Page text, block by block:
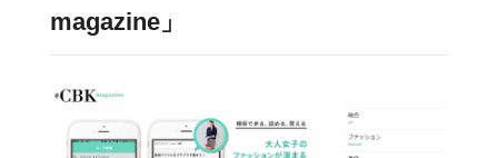
magazine」